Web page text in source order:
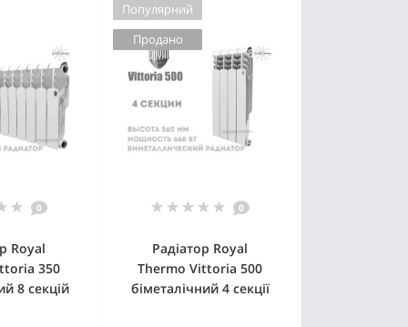
0
Royal
350
8 секцій
Популярний
Продано
0
Радіатор Royal
Thermo Vittoria 500
біметалічний 4 секції